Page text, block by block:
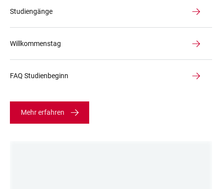
Studiengänge
Willkommenstag
FAQ Studienbeginn
Mehr erfahren